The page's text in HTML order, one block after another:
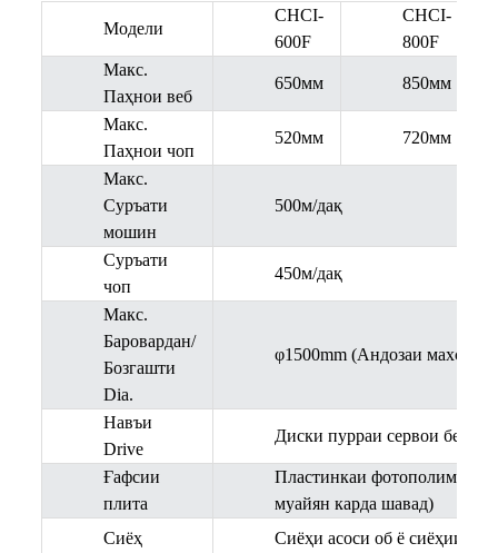
Модели
CHCI-
600F
CHCI-
800F
Макс.
Паҳнои веб
650мм 850мм
Макс.
Паҳнои чоп
520мм 720мм
Макс.
Суръати
мошин
500м/дақ
Суръати
чоп
450м/дақ
Макс.
Баровардан/
Бозгашти
Dia.
φ1500mm (Андозаи
Навъи
Drive
Диски пурраи сервои бе
Ғафсии
плита
Пластинкаи фотополимерӣ
муайян карда шавад)
Сиёҳ
Сиёҳи асоси об ё сиёҳии